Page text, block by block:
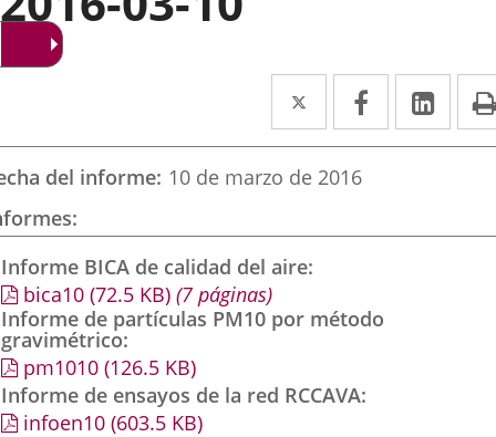
Twitter
Enlace
a
una
externa.
Facebook
Enlace
a
externa.
a
del informe 10 de marzo de 2016
Informe BICA de calidad del aire
bica10 (72.5 KB) (7 páginas)
Informe de partículas PM10 por método
gravimétrico
pm1010 (126.5 KB)
Informe de ensayos de la red RCCAVA
infoen10 (603.5 KB)